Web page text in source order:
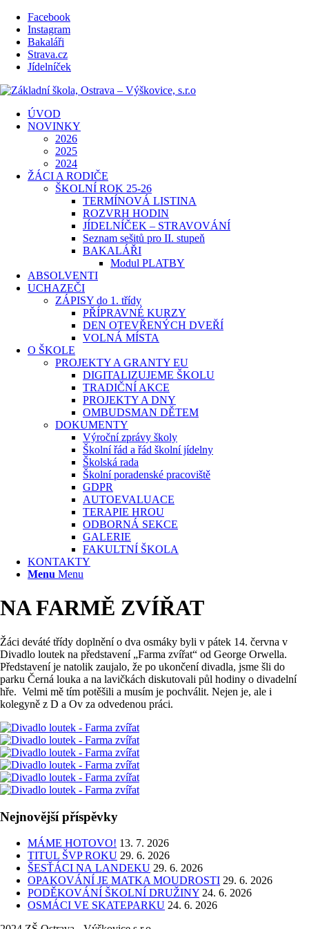
Facebook
Instagram
Bakaláři
Strava.cz
Jídelníček
ÚVOD
NOVINKY
2026
2025
2024
ŽÁCI A RODIČE
ŠKOLNÍ ROK 25-26
TERMÍNOVÁ LISTINA
ROZVRH HODIN
JÍDELNÍČEK – STRAVOVÁNÍ
Seznam sešitů pro II. stupeň
BAKALÁŘI
Modul PLATBY
ABSOLVENTI
UCHAZEČI
ZÁPISY do 1. třídy
PŘÍPRAVNÉ KURZY
DEN OTEVŘENÝCH DVEŘÍ
VOLNÁ MÍSTA
O ŠKOLE
PROJEKTY A GRANTY EU
DIGITALIZUJEME ŠKOLU
TRADIČNÍ AKCE
PROJEKTY A DNY
OMBUDSMAN DĚTEM
DOKUMENTY
Výroční zprávy školy
Školní řád a řád školní jídelny
Školská rada
Školní poradenské pracoviště
GDPR
AUTOEVALUACE
TERAPIE HROU
ODBORNÁ SEKCE
GALERIE
FAKULTNÍ ŠKOLA
KONTAKTY
Menu Menu
NA FARMĚ ZVÍŘAT
Žáci deváté třídy doplnění o dva osmáky byli v pátek 14. června v
Divadlo loutek na představení „Farma zvířat“ od George Orwella.
Představení je natolik zaujalo, že po ukončení divadla, jsme šli do
parku Černá louka a na lavičkách diskutovali půl hodiny o divadelní
hře. Velmi mě tím potěšili a musím je pochválit. Nejen je, ale i
kolegyně z D a Ov za odvedenou práci.
Nejnovější příspěvky
MÁME HOTOVO! 13. 7. 2026
TITUL ŠVP ROKU 29. 6. 2026
ŠESŤÁCI NA LANDEKU 29. 6. 2026
OPAKOVÁNÍ JE MATKA MOUDROSTI 29. 6. 2026
PODĚKOVÁNÍ ŠKOLNÍ DRUŽINY 24. 6. 2026
OSMÁCI VE SKATEPARKU 24. 6. 2026